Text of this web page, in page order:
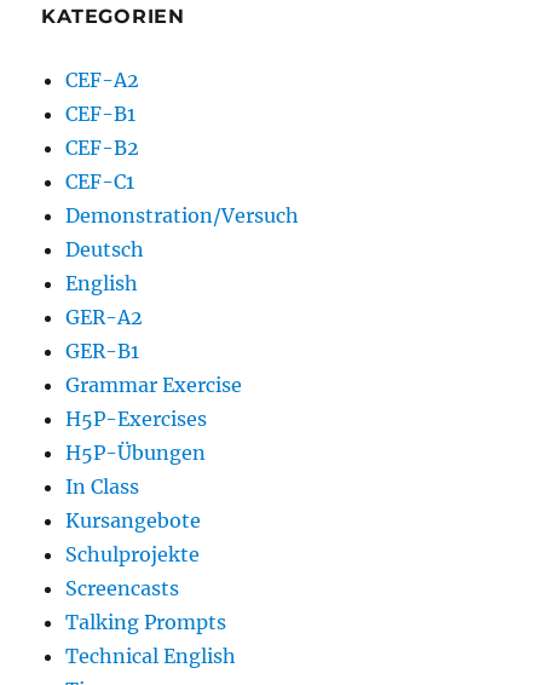
KATEGORIEN
CEF-A2
CEF-B1
CEF-B2
CEF-C1
Demonstration/Versuch
Deutsch
English
GER-A2
GER-B1
Grammar Exercise
H5P-Exercises
H5P-Übungen
In Class
Kursangebote
Schulprojekte
Screencasts
Talking Prompts
Technical English